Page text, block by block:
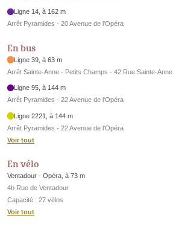
Ligne 14, à 162 m
Arrêt Pyramides - 20 Avenue de l’Opéra
En bus
Ligne 39, à 63 m
Arrêt Sainte-Anne - Petits Champs - 42 Rue Sainte-Anne
Ligne 95, à 144 m
Arrêt Pyramides - 22 Avenue de l'Opéra
Ligne 2221, à 144 m
Arrêt Pyramides - 22 Avenue de l'Opéra
Voir tout
En vélo
Ventadour - Opéra, à 73 m
4b Rue de Ventadour
Capacité : 27 vélos
Voir tout